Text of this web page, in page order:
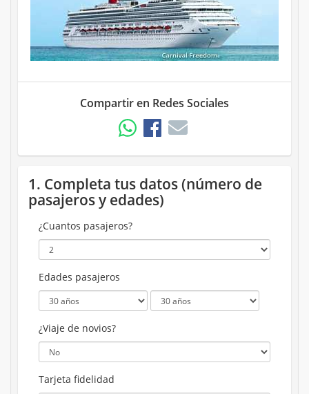
Compartir en Redes Sociales
1. Completa tus datos (número de
pasajeros y edades)
¿Cuantos pasajeros?
Edades pasajeros
¿Viaje de novios?
Tarjeta fidelidad